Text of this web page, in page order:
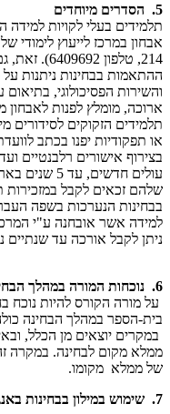
5. הסדרים מיוחדים
תלמידים בעלי לקויות
אבחון במרכז לייעוץ לימודי
214, טלפון
ההתאמות בבחינות ניתנות
והשירות הפסיכולוגי,
ארוכה, מומלץ לפנות
תלמידים הזקוקים לסידורים
או תפקודיות יפנו בכתב
בצירוף אישורים רלבנטיים
עולים
שלהם זכאים לקבל במזכירות
בבחינות הנערכות בשפה
למידה אשר אובחנה ע"י
ניתן לקבל אורכה עד שנתיים
6. נוכחות המורה במהלך הבחינה
על מורה הקורס להיות נוכח
בית-הספר במהלך הבחינה
במקרים יוצאים מן הכלל,
ממלא מקום לבחינה. במקרה
של ממלא מקומו.
7. שימוש במילון בבחינות באנגלית